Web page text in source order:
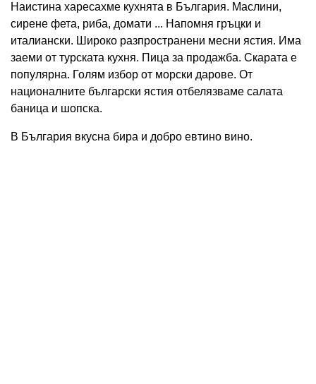
Наистина харесахме кухнята в България. Маслини,
сирене фета, риба, домати ... Напомня гръцки и
италиански. Широко разпространени месни ястия. Има
заеми от турската кухня. Пица за продажба. Скарата е
популярна. Голям избор от морски дарове. От
националните български ястия отбелязваме салата
баница и шопска.
В България вкусна бира и добро евтино вино.